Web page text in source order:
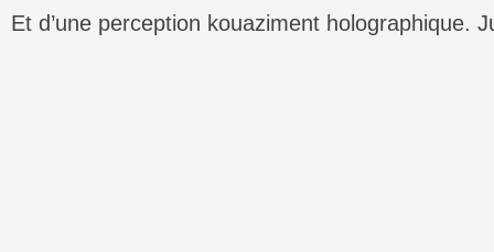
Et d’une perception kouaziment holographique.